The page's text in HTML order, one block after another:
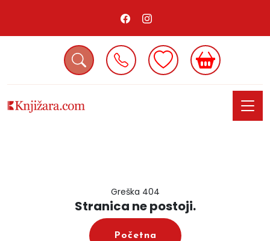
Greška 404
Stranica ne postoji.
Početna